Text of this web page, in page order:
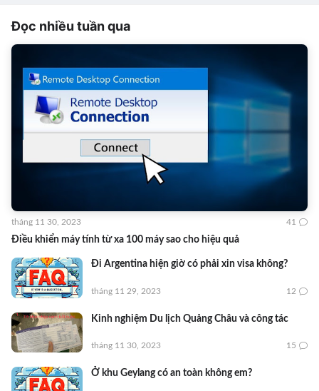
Đọc nhiều tuần qua
Điều khiển máy tính từ xa 100 máy sao cho hiệu quả
tháng 11 30, 2023 41
Đi Argentina hiện giờ có phải xin visa không?
tháng 11 29, 2023 12
Kinh nghiệm Du lịch Quảng Châu và công tác
tháng 11 30, 2023 15
Ở khu Geylang có an toàn không em?